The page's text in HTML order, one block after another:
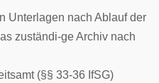
Unterlagen nach Ablauf der
zuständi-ge Archiv nach
(§§ 33-36 IfSG)